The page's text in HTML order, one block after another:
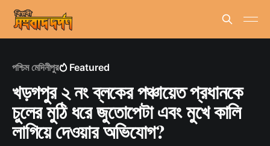
পশ্চিম মেদিনীপুর Featured
খড়গপুর ২ নং ব্লকের পঞ্চায়েত প্রধানকে
চুলের মুঠি ধরে জুতোপেটা এবং মুখে কালি
লাগিয়ে দেওয়ার অভিযোগ?